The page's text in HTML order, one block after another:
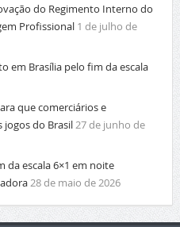
do Regimento Interno do
Profissional 1 de julho de
em Brasília pelo fim da escala
que comerciários e
jogos do Brasil27 de junho de
da escala 6×1 em noite
28 de maio de 2026